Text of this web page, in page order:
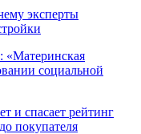
эксперты
социальной
и спасает рейтинг
покупателя